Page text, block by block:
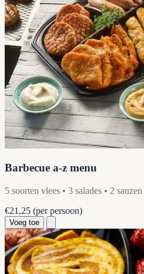
Barbecue a-z menu
5 soorten vlees • 3 salades • 2 sauzen
€21,25 (per persoon)
Voeg toe